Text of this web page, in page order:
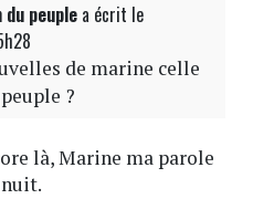
peuplea écrit le
de marine celle
?
là, Marine ma parole